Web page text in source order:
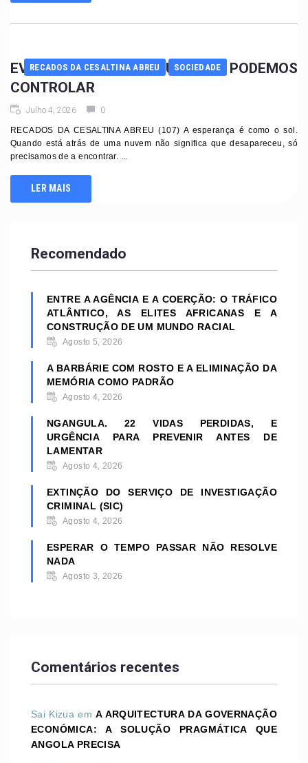
RECADOS DA CESALTINA ABREU SOCIEDADE
EVITAR SITUAÇÕES QUE NÃO PODEMOS
CONTROLAR
Julho 4, 2026 0
RECADOS DA CESALTINA ABREU (107) A esperança é como o sol.
Quando está atrás de uma nuvem não significa que desapareceu, só
precisamos de a encontrar. ...
LER MAIS
Recomendado
ENTRE A AGÊNCIA E A COERÇÃO: O TRÁFICO
ATLÂNTICO, AS ELITES AFRICANAS E A
CONSTRUÇÃO DE UM MUNDO RACIAL
Agosto 5, 2026
A BARBÁRIE COM ROSTO E A ELIMINAÇÃO DA
MEMÓRIA COMO PADRÃO
Agosto 4, 2026
NGANGULA. 22 VIDAS PERDIDAS, E
URGÊNCIA PARA PREVENIR ANTES DE
LAMENTAR
Agosto 4, 2026
EXTINÇÃO DO SERVIÇO DE INVESTIGAÇÃO
CRIMINAL (SIC)
Agosto 4, 2026
ESPERAR O TEMPO PASSAR NÃO RESOLVE
NADA
Agosto 3, 2026
Comentários recentes
Sai Kizua emA ARQUITECTURA DA GOVERNAÇÃO
ECONÓMICA: A SOLUÇÃO PRAGMÁTICA QUE
ANGOLA PRECISA